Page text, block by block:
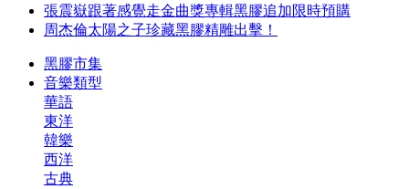
張震嶽跟著感覺走金曲獎專輯黑膠追加限時預購
周杰倫太陽之子珍藏黑膠精雕出擊！
黑膠市集
音樂類型
華語
東洋
韓樂
西洋
古典